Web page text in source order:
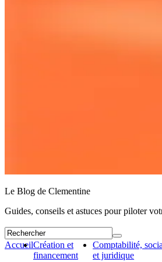
Le Blog de Clementine
Guides, conseils et astuces pour piloter
AccueilCréation et
financement
Comptabilité,
et juridique